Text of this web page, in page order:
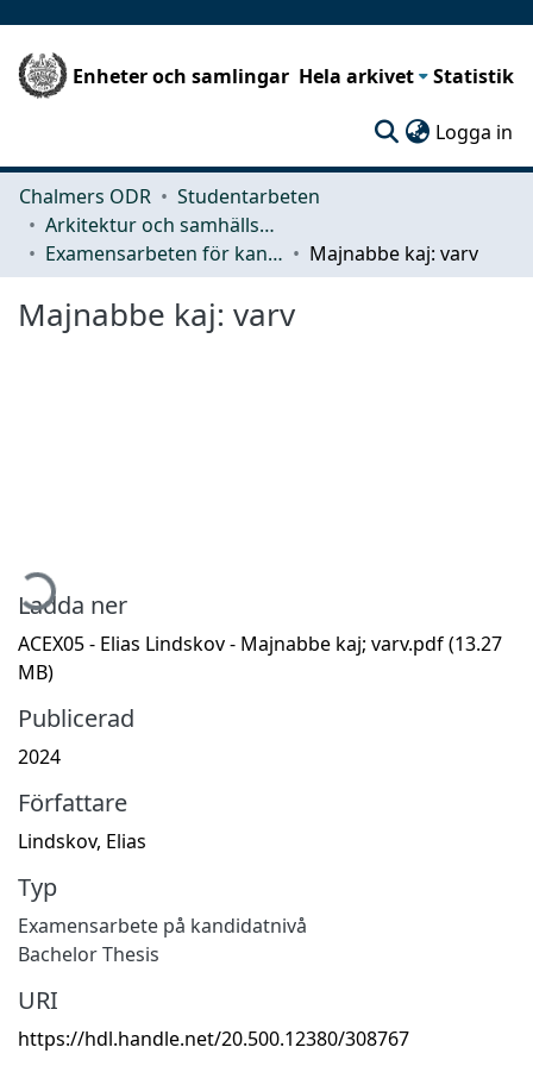
Enheter och samlingar Hela arkivet Statistik
Logga in
Chalmers ODR
Studentarbeten
Arkitektur och samhällsbyggnadsteknik (ACE)
Examensarbeten för kandidatexamen
Majnabbe kaj: varv
Majnabbe kaj: varv
Ladda ner
ACEX05 - Elias Lindskov - Majnabbe kaj; varv.pdf(13.27
MB)
Publicerad
2024
Författare
Lindskov, Elias
Typ
Examensarbete på kandidatnivå
Bachelor Thesis
URI
https://hdl.handle.net/20.500.12380/308767